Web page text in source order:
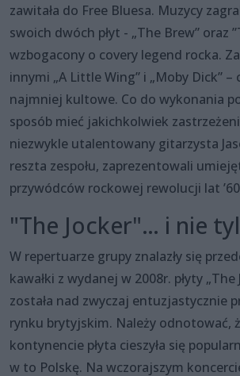
zawitała do Free Bluesa. Muzycy
swoich dwóch płyt - „The Brew” oraz
wzbogacony o covery legend rocka.
innymi „A Little Wing” i „Moby Dick” –
najmniej kultowe. Co do wykonania
sposób mieć jakichkolwiek
niezwykle utalentowany gitarzysta
reszta zespołu, zaprezentowali
przywódców rockowej rewolucji lat
"The Jocker"… i nie
W repertuarze grupy znalazły się
kawałki z wydanej w 2008r. płyty „The
została nad zwyczaj entuzjastycznie
rynku brytyjskim. Należy odnotować,
kontynencie płyta cieszyła się
w to Polskę. Na wczorajszym